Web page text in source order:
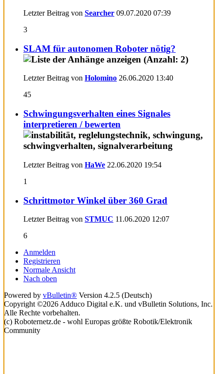
Letzter Beitrag von Searcher 09.07.2020 07:39
3
SLAM für autonomen Roboter nötig?
Letzter Beitrag von Holomino 26.06.2020 13:40
45
Schwingungsverhalten eines Signales
interpretieren / bewerten
Letzter Beitrag von HaWe 22.06.2020 19:54
1
Schrittmotor Winkel über 360 Grad
Letzter Beitrag von STMUC 11.06.2020 12:07
6
Anmelden
Registrieren
Normale Ansicht
Nach oben
Powered by vBulletin® Version 4.2.5 (Deutsch)
Copyright ©2026 Adduco Digital e.K. und vBulletin Solutions, Inc.
Alle Rechte vorbehalten.
(c) Roboternetz.de - wohl Europas größte Robotik/Elektronik
Community